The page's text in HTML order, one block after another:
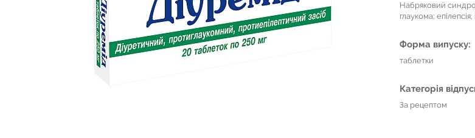
Набряковий
глаукома;
Форма випуску:
таблетки
Категорія
За рецептом